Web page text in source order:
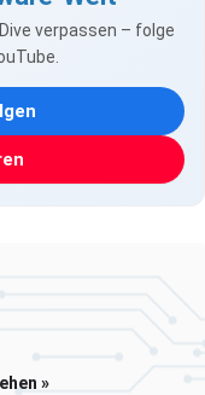
verpassen – folge
»